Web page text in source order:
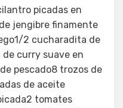
picadas en
jengibre finamente
2 cucharadita de
curry suave en
pescado8 trozos de
de aceite
tomates